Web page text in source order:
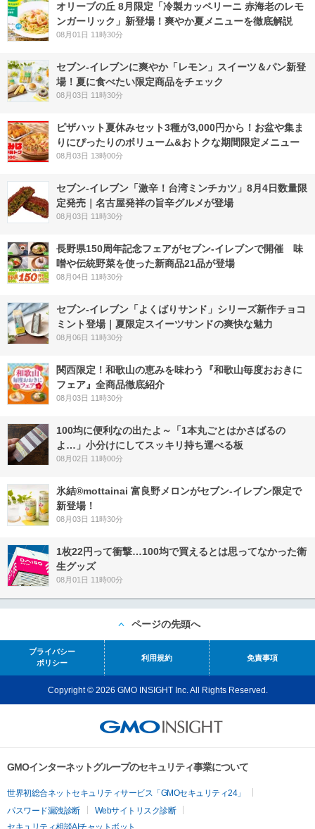
オリーブの丘 8月限定「冷製カッペリーニ 赤海老のレモ
ンガーリック」新登場！爽やか夏メニューを徹底解説
08月01日 11時30分
セブン‐イレブンに爽やか「レモン」スイーツ＆パン新登
場！夏に食べたい限定商品をチェック
08月03日 11時30分
ピザハット夏休みセット3種が3,000円から！お盆や集ま
りにぴったりのボリューム&おトクな期間限定メニュー
08月03日 13時00分
セブン-イレブン「激辛！台湾ミンチカツ」8月4日数量限
定発売｜名古屋発祥の旨辛グルメが登場
08月03日 11時30分
長野県150周年記念フェアがセブン-イレブンで開催 味
噌や伝統野菜を使った新商品21品が登場
08月04日 11時30分
セブン‐イレブン「よくばりサンド」シリーズ新作チョコ
ミント登場｜夏限定スイーツサンドの爽快な魅力
08月06日 11時30分
関西限定！和歌山の恵みを味わう『和歌山毎度おおきに
フェア』全商品徹底紹介
08月03日 11時30分
100均に便利なの出たよ～「1本丸ごとはかさばるの
よ…」小分けにしてスッキリ持ち運べる板
08月02日 11時00分
氷結®mottainai 富良野メロンがセブン‐イレブン限定で
新登場！
08月03日 11時30分
1枚22円って衝撃…100均で買えるとは思ってなかった衛
生グッズ
08月01日 11時00分
ページの先頭へ
プライバシー
ポリシー
利用規約 免責事項
Copyright © 2026 GMO INSIGHT Inc. All Rights Reserved.
GMOインターネットグループのセキュリティ事業について
世界初総合ネットセキュリティサービス「GMOセキュリティ24」
パスワード漏洩診断
Webサイトリスク診断